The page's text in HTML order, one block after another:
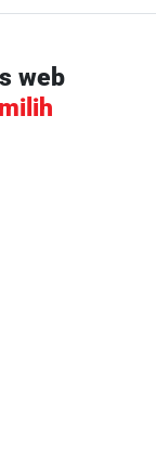
web